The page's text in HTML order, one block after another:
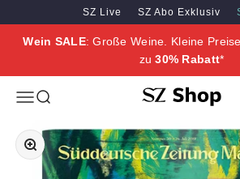
Zum Inhalt springen
Zum Hauptinhalt springen
SZ Live SZ Abo Exklusiv
Wein SALE: Große Weine. Kleine
zu30% Rabatt*
MenüSuche SZ Erleben
Bild vergrößern